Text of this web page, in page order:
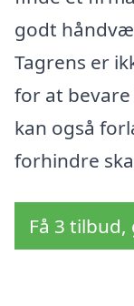
godt
Tagrens er
for at
kan også
forhindre
Få 3